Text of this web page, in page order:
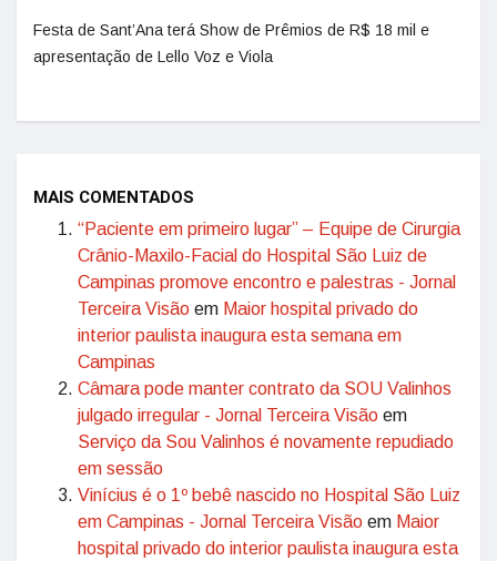
Festa de Sant’Ana terá Show de Prêmios de R$ 18 mil e
apresentação de Lello Voz e Viola
MAIS COMENTADOS
“Paciente em primeiro lugar” – Equipe de Cirurgia
Crânio-Maxilo-Facial do Hospital São Luiz de
Campinas promove encontro e palestras - Jornal
Terceira Visão em Maior hospital privado do
interior paulista inaugura esta semana em
Campinas
Câmara pode manter contrato da SOU Valinhos
julgado irregular - Jornal Terceira Visão em
Serviço da Sou Valinhos é novamente repudiado
em sessão
Vinícius é o 1º bebê nascido no Hospital São Luiz
em Campinas - Jornal Terceira Visão em Maior
hospital privado do interior paulista inaugura esta